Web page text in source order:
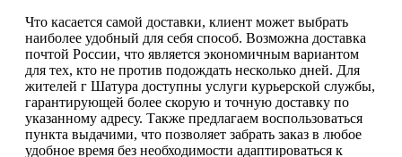
Что касается самой доставки, клиент может выбрать
наиболее удобный для себя способ. Возможна доставка
почтой России, что является экономичным вариантом
для тех, кто не против подождать несколько дней. Для
жителей г Шатура доступны услуги курьерской службы,
гарантирующей более скорую и точную доставку по
указанному адресу. Также предлагаем воспользоваться
пункта выдачими, что позволяет забрать заказ в любое
удобное время без необходимости адаптироваться к